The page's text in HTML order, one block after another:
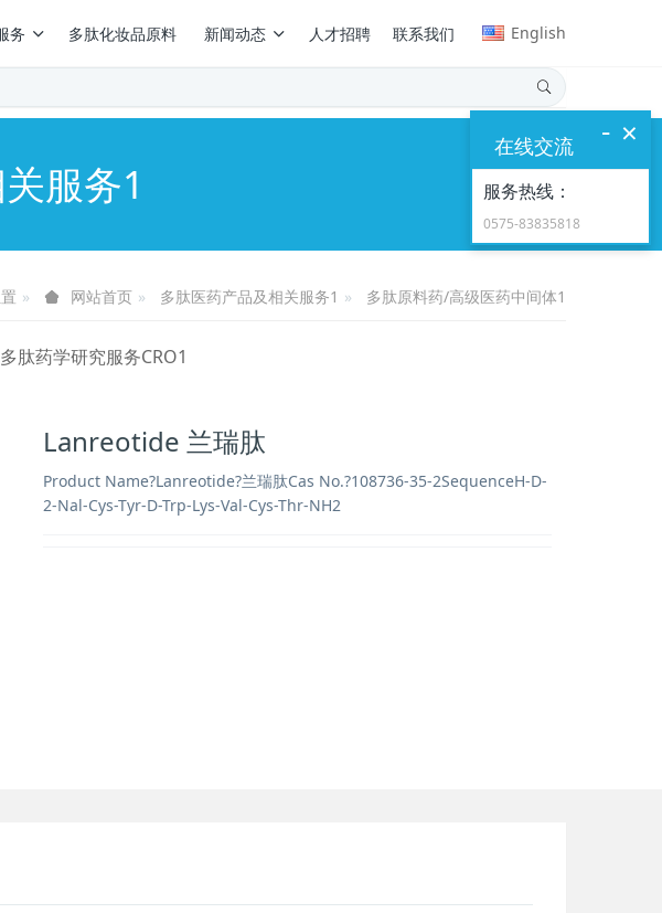
English
务 多肽化妆品原料 新闻动态 人才招聘 联系我们
服务1
网站首页 多肽医药产品及相关服务1 多肽原料药/高级医药中间体1
多肽药学研究服务CRO1
Lanreotide 兰瑞肽
Product Name?Lanreotide?兰瑞肽Cas No.?108736-35-2SequenceH-D-
2-Nal-Cys-Tyr-D-Trp-Lys-Val-Cys-Thr-NH2
×
-
在线交流
服务热线：
0575-83835818